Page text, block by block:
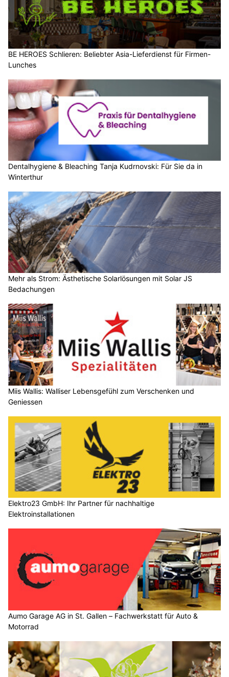
BE HEROES Schlieren: Beliebter Asia-Lieferdienst für Firmen-
Lunches
Dentalhygiene & Bleaching Tanja Kudrnovski: Für Sie da in
Winterthur
Mehr als Strom: Ästhetische Solarlösungen mit Solar JS
Bedachungen
Miis Wallis: Walliser Lebensgefühl zum Verschenken und
Geniessen
Elektro23 GmbH: Ihr Partner für nachhaltige
Elektroinstallationen
Aumo Garage AG in St. Gallen – Fachwerkstatt für Auto &
Motorrad